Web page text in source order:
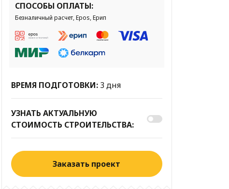
СПОСОБЫ ОПЛАТЫ:
Безналичный расчет, Epos, Ерип
ВРЕМЯ ПОДГОТОВКИ: 3 дня
УЗНАТЬ АКТУАЛЬНУЮ
СТОИМОСТЬ СТРОИТЕЛЬСТВА:
Заказать проект